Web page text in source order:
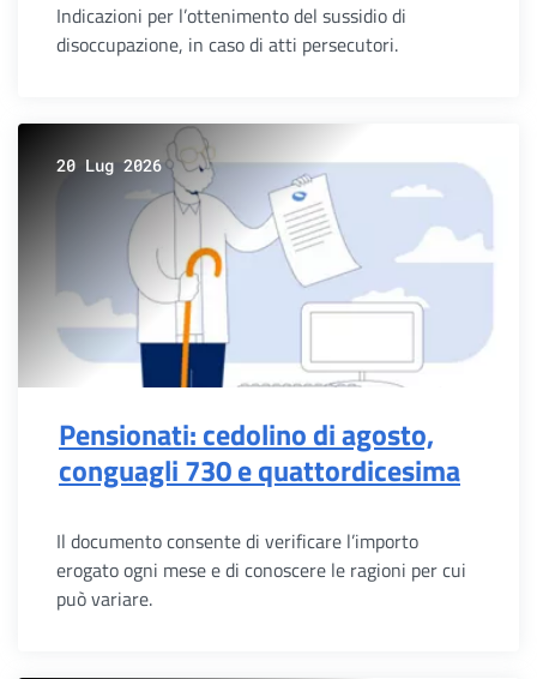
Indicazioni per l’ottenimento del sussidio di
disoccupazione, in caso di atti persecutori.
20 Lug 2026
Pensionati: cedolino di agosto,
conguagli 730 e quattordicesima
Il documento consente di verificare l’importo
erogato ogni mese e di conoscere le ragioni per cui
può variare.